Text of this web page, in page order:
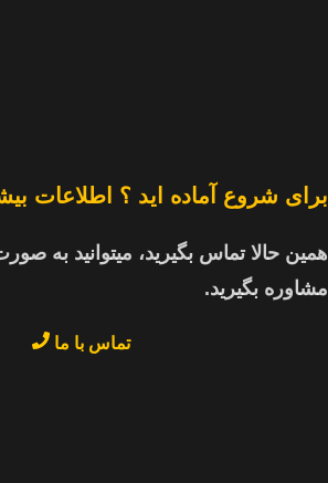
برای شروع آماده اید ؟ اطلاعات
همین حالا تماس بگیرید، میتوانید به
مشاوره بگیرید.
تماس با ما